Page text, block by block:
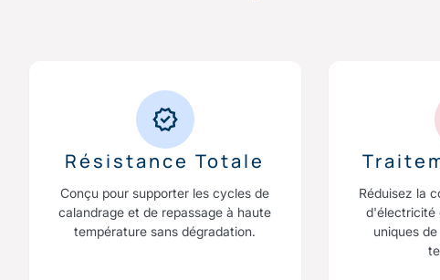
Résistance Totale
Conçu pour supporter les cycles de
calandrage et de repassage à haute
température sans dégradation.
Réduisez la
d'électricité
uniques